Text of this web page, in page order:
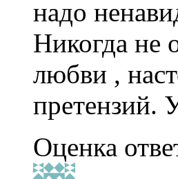
надо
Никогда не
любви ,
претензий.
Оценка